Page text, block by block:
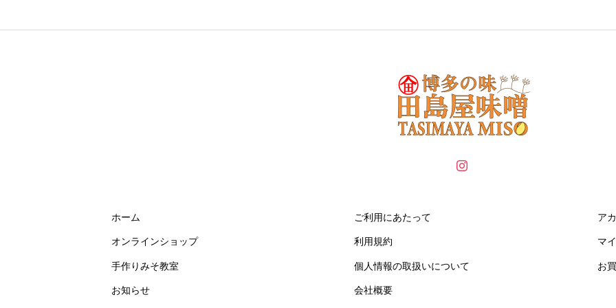
ホーム
オンラインショップ
手作りみそ教室
お知らせ
ご利用にあたって
利用規約
個人情報の取扱いについて
会社概要
ア
マ
お